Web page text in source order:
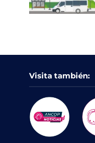
Visita también: